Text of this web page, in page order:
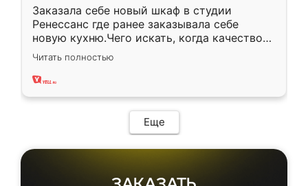
Заказала себе новый шкаф в студии
Ренессанс где ранее заказывала себе
новую кухню.Чего искать, когда качеством
вполне довольна. Служит кухня уже почти
два года, нареканий нет.
Читать полностью
Еще